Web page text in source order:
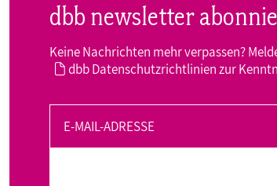
dbb newsletter
Keine Nachrichten mehr verpassen?
dbb Datenschutzrichtlinienzur